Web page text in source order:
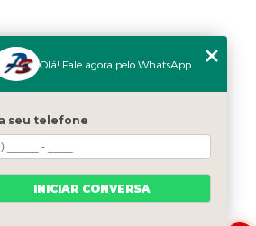
Preto
Olá! Fale agora pelo WhatsApp
seu telefone
INICIAR CONVERSA